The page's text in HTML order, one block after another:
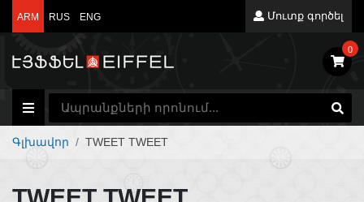
ARM RUS ENG Մուտք գործել
0
Գլխավոր TWEET TWEET